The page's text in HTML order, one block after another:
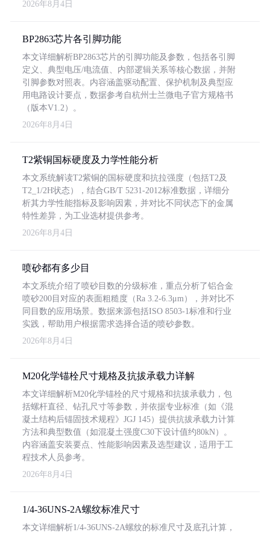
2026年8月4日
BP2863芯片各引脚功能
本文详细解析BP2863芯片的引脚功能及参数，包括各引脚
定义、典型电压/电流值、内部逻辑关系等核心数据，并附
引脚参数对照表。内容涵盖驱动配置、保护机制及典型应
用电路设计要点，数据参考自杭州士兰微电子官方规格书
（版本V1.2）。
2026年8月4日
T2紫铜国标硬度及力学性能分析
本文系统解读T2紫铜的国标硬度和抗拉强度（包括T2及
T2_1/2H状态），结合GB/T 5231-2012标准数据，详细分
析其力学性能指标及影响因素，并对比不同状态下的金属
特性差异，为工业选材提供参考。
2026年8月4日
喷砂都有多少目
本文系统介绍了喷砂目数的分级标准，重点分析了铝合金
喷砂200目对应的表面粗糙度（Ra 3.2-6.3μm），并对比不
同目数的应用场景。数据来源包括ISO 8503-1标准和行业
实践，帮助用户根据需求选择合适的喷砂参数。
2026年8月4日
M20化学锚栓尺寸规格及抗拔承载力详解
本文详细解析M20化学锚栓的尺寸规格和抗拔承载力，包
括螺杆直径、钻孔尺寸等参数，并依据专业标准（如《混
凝土结构后锚固技术规程》JGJ 145）提供抗拔承载力计算
方法和典型数值（如混凝土强度C30下设计值约80kN）。
内容涵盖安装要点、性能影响因素及选型建议，适用于工
程技术人员参考。
2026年8月4日
1/4-36UNS-2A螺纹标准尺寸
本文详细解析1/4-36UNS-2A螺纹的标准尺寸及底孔计算，